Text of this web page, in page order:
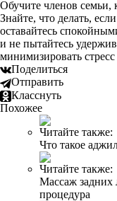
Обучите членов семьи,
Знайте, что делать,
оставайтесь
и не пытайтесь
минимизировать
Поделиться
Отправить
Класснуть
Похожее
Читайте также:
Что такое
Читайте также:
Массаж задних
процедура